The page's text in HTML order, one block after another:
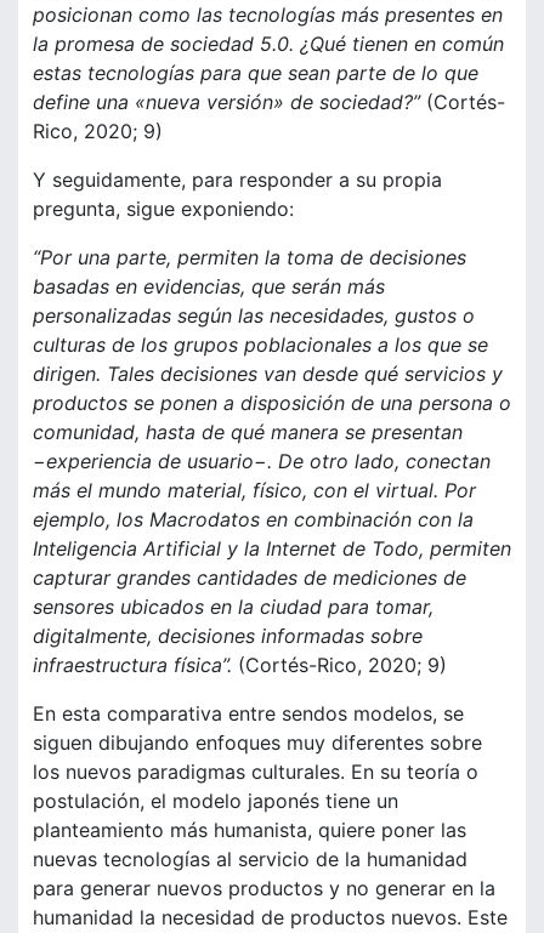
posicionan como las tecnologías más presentes en
la promesa de sociedad 5.0. ¿Qué tienen en común
estas tecnologías para que sean parte de lo que
define una «nueva versión» de sociedad?” (Cortés-
Rico, 2020; 9)
Y seguidamente, para responder a su propia
pregunta, sigue exponiendo:
“Por una parte, permiten la toma de decisiones
basadas en evidencias, que serán más
personalizadas según las necesidades, gustos o
culturas de los grupos poblacionales a los que se
dirigen. Tales decisiones van desde qué servicios y
productos se ponen a disposición de una persona o
comunidad, hasta de qué manera se presentan
−experiencia de usuario−. De otro lado, conectan
más el mundo material, físico, con el virtual. Por
ejemplo, los Macrodatos en combinación con la
Inteligencia Artificial y la Internet de Todo, permiten
capturar grandes cantidades de mediciones de
sensores ubicados en la ciudad para tomar,
digitalmente, decisiones informadas sobre
infraestructura física”. (Cortés-Rico, 2020; 9)
En esta comparativa entre sendos modelos, se
siguen dibujando enfoques muy diferentes sobre
los nuevos paradigmas culturales. En su teoría o
postulación, el modelo japonés tiene un
planteamiento más humanista, quiere poner las
nuevas tecnologías al servicio de la humanidad
para generar nuevos productos y no generar en la
humanidad la necesidad de productos nuevos. Este